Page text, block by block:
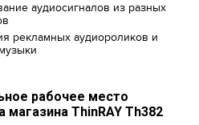
аудиосигналов из разных
рекламных аудиороликов и
рабочее место
магазина ThinRAY Th382